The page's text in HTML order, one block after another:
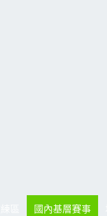
國內基層賽事